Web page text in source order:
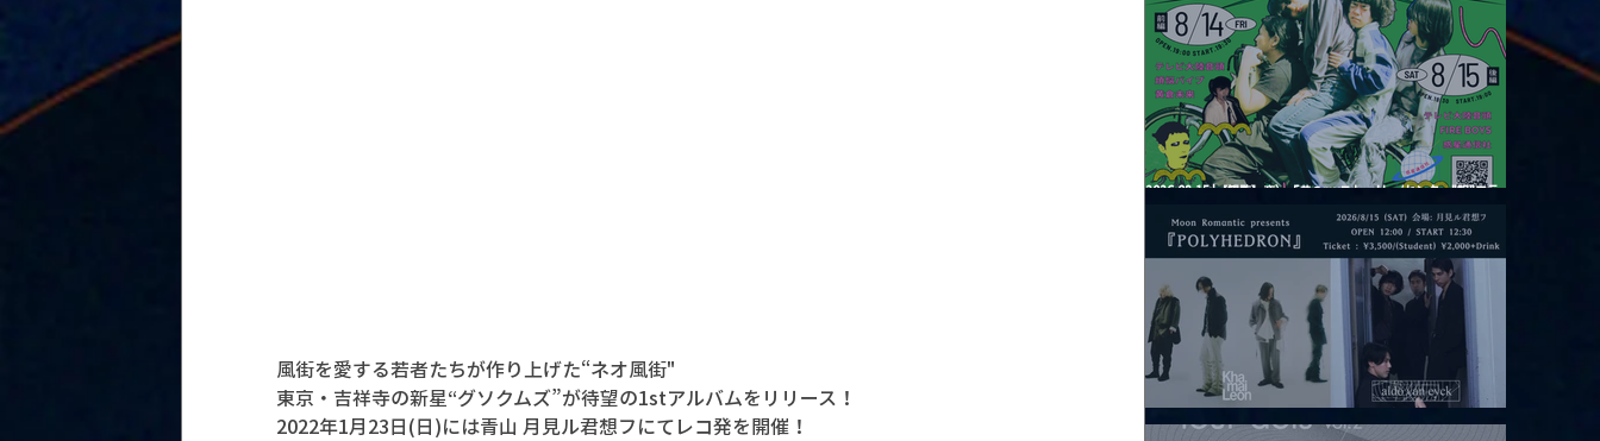
風街を愛する若者たちが作り上げた“ネオ風街"
東京・吉祥寺の新星“グソクムズ”が待望の1stアルバムをリリース！
2022年1月23日(日)には青山 月見ル君想フにてレコ発を開催！
2026.08.15 |【観覧】夜）『巷のmyストーリー/センター"訳"フラ
2026.08.15 |【観覧】昼）月見ルpre.『POLYHEDRON』